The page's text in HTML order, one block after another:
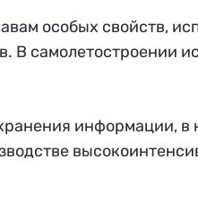
особых свойств,
самолетостроении
информации, в